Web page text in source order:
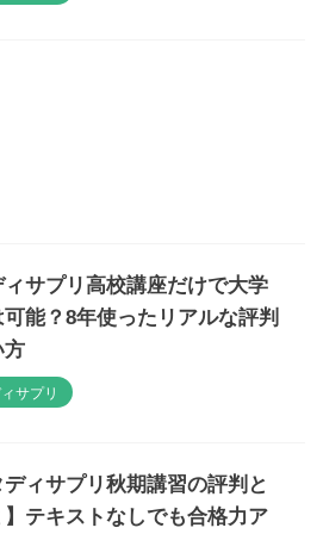
ィサプリ高校講座だけで大学
可能？8年使ったリアルな評判
方
サプリ
ディサプリ秋期講習の評判と
】テキストなしでも合格力ア